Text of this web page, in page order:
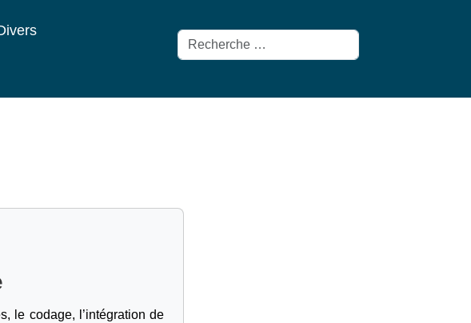
Rechercher
le codage,
l’intégration de